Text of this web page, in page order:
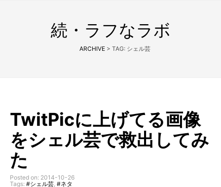
続・ラフなラボ
ARCHIVE > TAG: シェル芸
TwitPicに上げてる画像
をシェル芸で救出してみ
た
Posted on: 2014-10-26
Tags: #シェル芸, #ネタ